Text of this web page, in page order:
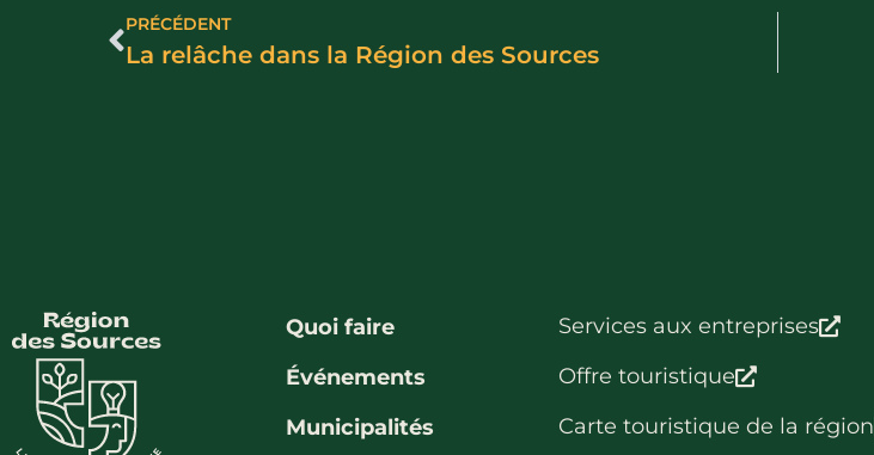
PRÉCÉDENT
La relâche dans la Région des Sources
Quoi faire
Événements
Municipalités
Services aux entreprises
Offre touristique
Carte touristique de la région